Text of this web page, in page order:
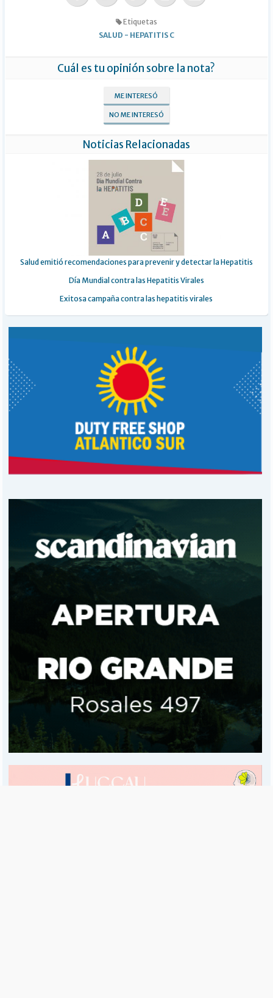
Etiquetas
SALUD - HEPATITIS C
Cuál es tu opinión sobre la nota?
ME INTERESÓ
NO ME INTERESÓ
Noticias Relacionadas
Salud emitió recomendaciones para prevenir y detectar la Hepatitis
Día Mundial contra las Hepatitis Virales
Exitosa campaña contra las hepatitis virales